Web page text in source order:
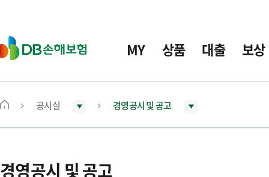
D
B
보
MY 상품 대출 보상
메
으
공시실 경영공시 및 공고
경영공시 및 공고